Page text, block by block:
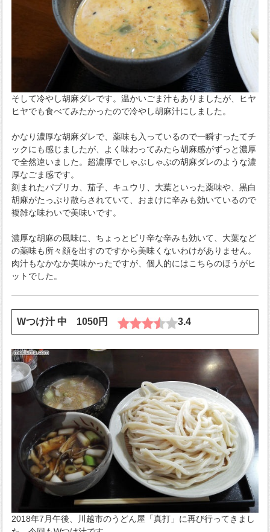
そして冷やし胡麻ダレです。温かいごま汁もありましたが、ヒヤ
ヒヤでも食べてみたかったので冷やし胡麻汁にしました。
かなり濃厚な胡麻ダレで、薬味も入っているので一瞬すったてチ
ックにも感じましたが、よく味わってみたら胡麻感がずっと濃厚
で全然違いました。超濃厚でしゃぶしゃぶの胡麻ダレのような濃
厚なごま感です。
刻まれたパプリカ、茄子、キュウリ、大葉といった薬味や、黒白
胡麻がたっぷり散らされていて、おまけに辛みも効いているので
複雑な味わいで美味いです。
濃厚な胡麻の風味に、ちょっとピリ辛な辛みも効いて、大葉など
の薬味も所々顔を出すのですから美味くないわけがありません。
肉汁もなかなか美味かったですが、個人的にはこちらのほうがヒ
ットでした。
Wつけ汁 中 1050円 3.4
2018年7月午後、川越市のうどん屋「真打」に再び行ってきまし